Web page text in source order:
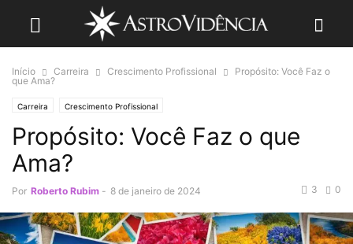
Início Carreira Crescimento Profissional
Propósito: Você Faz o
que Ama?
Carreira Crescimento Profissional
Propósito: Você Faz o que
Ama?
Por Roberto Rubim - 8 de janeiro de 2024 0
3